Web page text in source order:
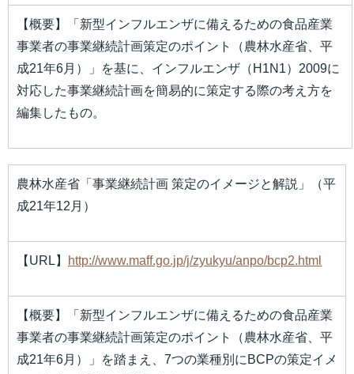
【概要】「新型インフルエンザに備えるための食品産業
事業者の事業継続計画策定のポイント（農林水産省、平
成21年6月）」を基に、インフルエンザ（H1N1）2009に
対応した事業継続計画を簡易的に策定する際の考え方を
編集したもの。
農林水産省「事業継続計画 策定のイメージと解説」（平
成21年12月）
【URL】 http://www.maff.go.jp/j/zyukyu/anpo/bcp2.html
【概要】「新型インフルエンザに備えるための食品産業
事業者の事業継続計画策定のポイント（農林水産省、平
成21年6月）」を踏まえ、7つの業種別にBCPの策定イメ